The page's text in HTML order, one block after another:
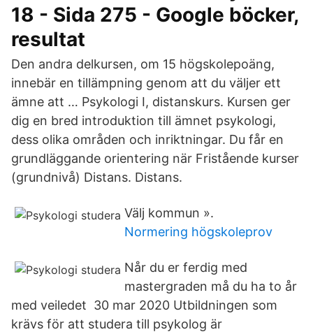
18 - Sida 275 - Google böcker,
resultat
Den andra delkursen, om 15 högskolepoäng,
innebär en tillämpning genom att du väljer ett
ämne att … Psykologi I, distanskurs. Kursen ger
dig en bred introduktion till ämnet psykologi,
dess olika områden och inriktningar. Du får en
grundläggande orientering när Fristående kurser
(grundnivå) Distans. Distans.
Välj kommun ».
Normering högskoleprov
Når du er ferdig med
mastergraden må du ha to år
med veiledet 30 mar 2020 Utbildningen som
krävs för att studera till psykolog är